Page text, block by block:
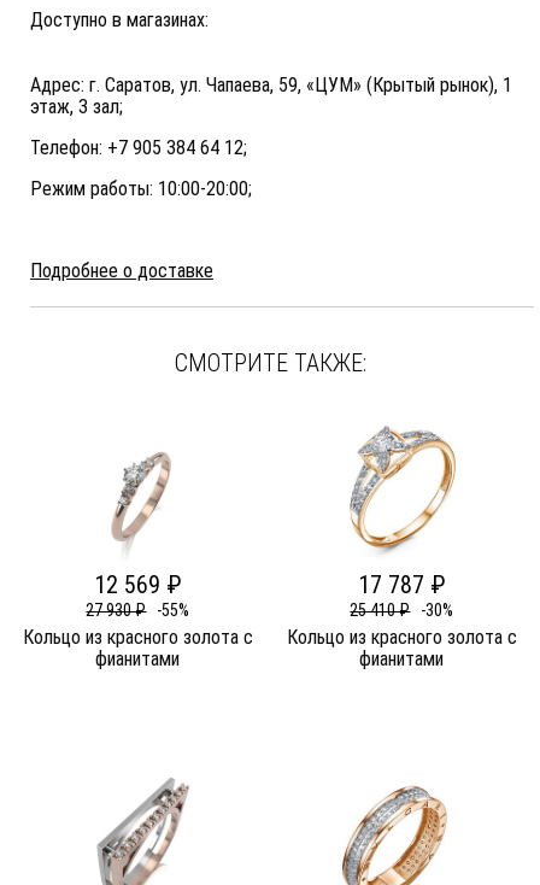
Доступно в магазинах:
Адрес: г. Саратов, ул. Чапаева, 59, «ЦУМ» (Крытый рынок), 1
этаж, 3 зал;
Телефон: +7 905 384 64 12;
Режим работы: 10:00-20:00;
Подробнее о доставке
СМОТРИТЕ ТАКЖЕ:
12 569 ₽
27 930 ₽ -55%
Кольцо из красного золота c
фианитами
17 787 ₽
25 410 ₽ -30%
Кольцо из красного золота c
фианитами